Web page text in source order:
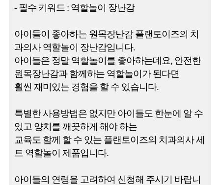
- 필수 키워드 : 역할놀이 장난감
아이들이 좋아하는 원목장난감 플랜토이즈의 치
과의사 역할놀이 장난감입니다.
아이들은 정말 역할놀이를 좋아하는데요, 안전한
원목장난감과 함께하는 역할놀이가 된다면
훨씬 재미있는 경험을 할 수 있습니다.
특별한 사용방법은 없지만 아이들도 한눈에 알 수
있고 양치를 깨끗하게 해야 하는
교육도 함께 할 수 있는 플랜토이즈의 치과의사 세
트 역할놀이 제품입니다.
아이들의 연령을 고려하여 신청해 주시기 바랍니